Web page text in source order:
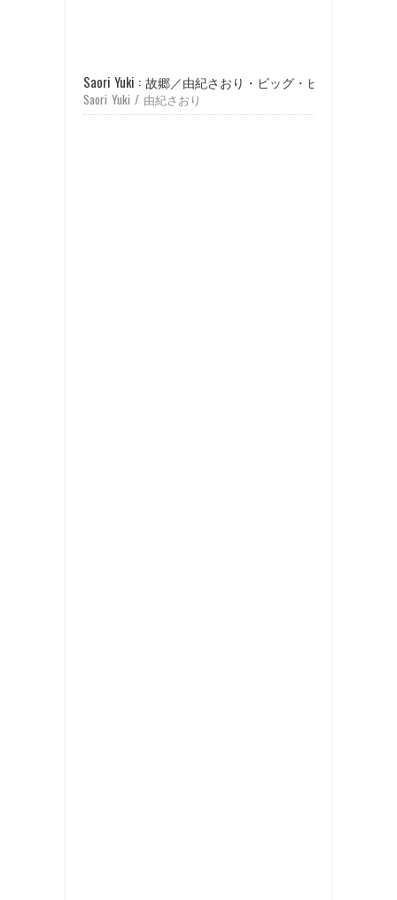
Saori Yuki : 故郷／由紀さおり・ビッグ・ヒットを歌う
Saori Yuki / 由紀さおり